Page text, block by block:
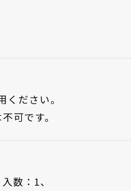
ださい。
可です。
入数：1、